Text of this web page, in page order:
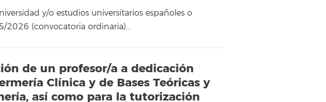
y/o estudios universitarios españoles o
2026 (convocatoria ordinaria)…
de un profesor/a a dedicación
Clínica y de Bases Teóricas y
así como para la tutorización